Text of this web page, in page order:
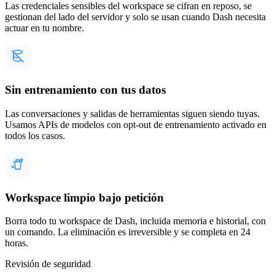
Las credenciales sensibles del workspace se cifran en reposo, se
gestionan del lado del servidor y solo se usan cuando Dash necesita
actuar en tu nombre.
Sin entrenamiento con tus datos
Las conversaciones y salidas de herramientas siguen siendo tuyas.
Usamos APIs de modelos con opt-out de entrenamiento activado en
todos los casos.
Workspace limpio bajo petición
Borra todo tu workspace de Dash, incluida memoria e historial, con
un comando. La eliminación es irreversible y se completa en 24
horas.
Revisión de seguridad